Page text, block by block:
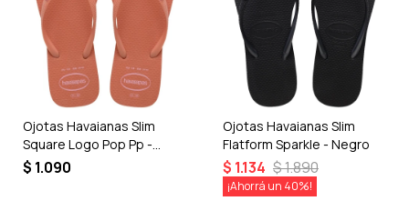
Ojotas Havaianas Slim
Square Logo Pop Pp -
Rosado
$ 1.090
Ojotas Havaianas Slim
Flatform Sparkle - Negro
$ 1.134 $1.890
40